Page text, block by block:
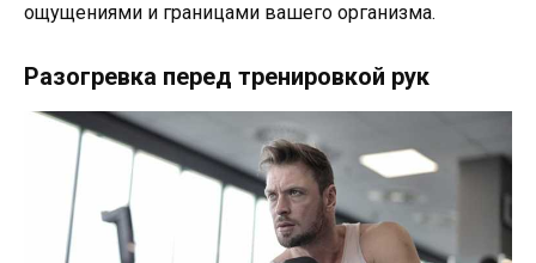
ощущениями и границами вашего организма.
Разогревка перед тренировкой рук